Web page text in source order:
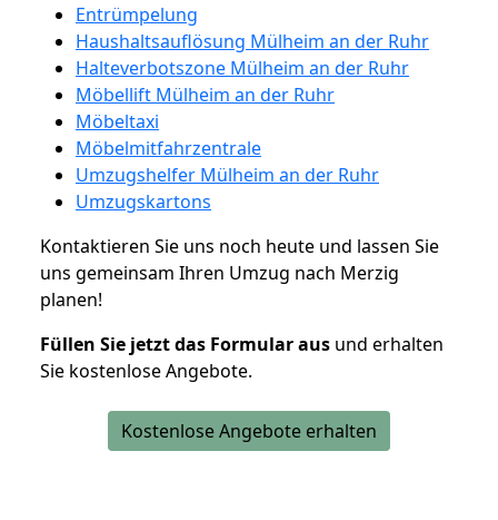
Entrümpelung
Haushaltsauflösung Mülheim an der Ruhr
Halteverbotszone Mülheim an der Ruhr
Möbellift Mülheim an der Ruhr
Möbeltaxi
Möbelmitfahrzentrale
Umzugshelfer Mülheim an der Ruhr
Umzugskartons
Kontaktieren Sie uns noch heute und lassen Sie
uns gemeinsam Ihren Umzug nach Merzig
planen!
Füllen Sie jetzt das Formular aus und erhalten
Sie kostenlose Angebote.
Kostenlose Angebote erhalten